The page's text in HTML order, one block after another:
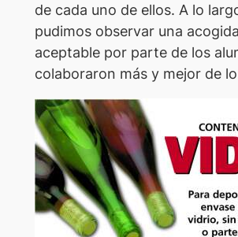
de cada uno de ellos. A lo
pudimos observar una
aceptable por parte de los
colaboraron más y mejor de